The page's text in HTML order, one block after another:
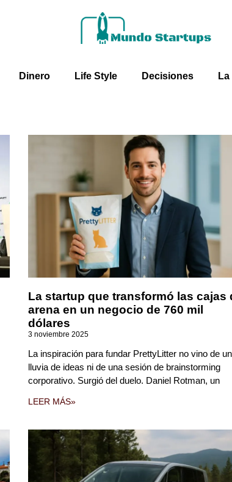
Dinero Life Style Decisiones
La startup que transformó las cajas
arena en un negocio de 760 mil
dólares
3 noviembre 2025
La inspiración para fundar PrettyLitter no vino de
lluvia de ideas ni de una sesión de brainstorming
corporativo. Surgió del duelo. Daniel Rotman, un
LEER MÁS»